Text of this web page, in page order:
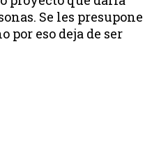
Se les presupone
por eso deja de ser